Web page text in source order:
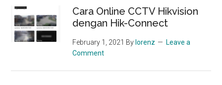
Cara Online CCTV Hikvision
dengan Hik-Connect
February 1, 2021 By lorenz
Leave a
Comment